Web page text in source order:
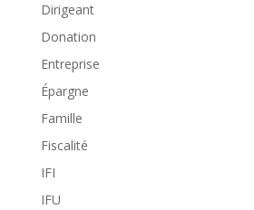
Dirigeant
Donation
Entreprise
Épargne
Famille
Fiscalité
IFI
IFU